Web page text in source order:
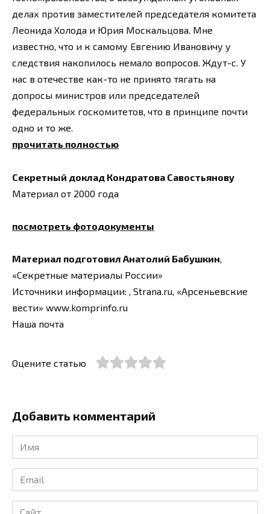
делах против заместителей председателя комитета
Леонида Холода и Юрия Москальцова. Мне
известно, что и к самому Евгению Ивановичу у
следствия накопилось немало вопросов. Ждут-с. У
нас в отечестве как-то не принято тягать на
допросы министров или председателей
федеральных госкомитетов, что в принципе почти
одно и то же.
прочитать полностью
Секретный доклад Кондратова Савостьянову
Материал от 2000 года
посмотреть фотодокументы
Материал подготовил Анатолий Бабушкин,
«Секретные материалы России»
Источники информации: , Strana.ru, «Арсеньевские
вести» www.komprinfo.ru
Наша почта
Оцените статью
Добавить комментарий
Имя
*
Email
*
Сайт